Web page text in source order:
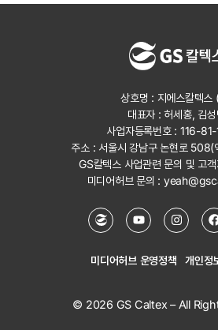
상호명 : 지에스칼텍스
대표자 : 허세홍, 김성
사업자등록번호 : 116-
주소 : 서울시 강남구 논현로 508(
GS칼텍스 사업관련 문의 및 고
미디어허브 문의 :
미디어허브 운영정책 개인정
© 2026 GS Caltex – All